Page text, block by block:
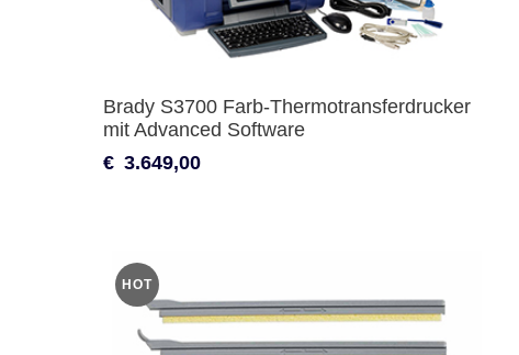
Brady S3700 Farb-Thermotransferdrucker
mit Advanced Software
€ 3.649,00
HOT